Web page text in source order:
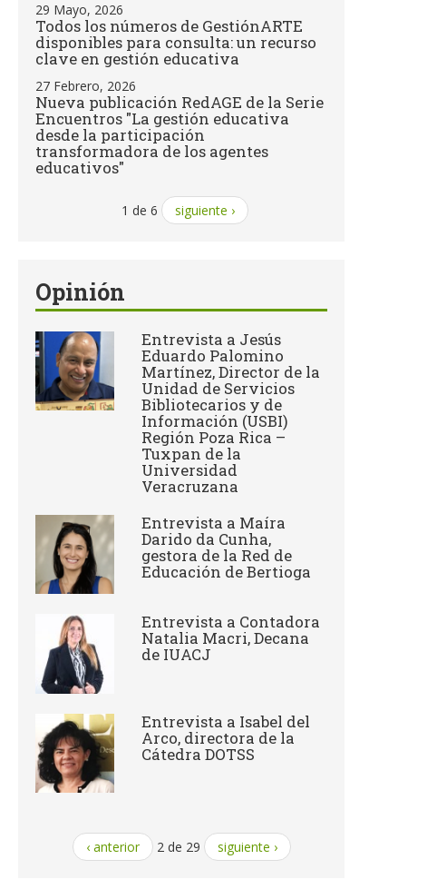
29 Mayo, 2026
Todos los números de GestiónARTE
disponibles para consulta: un recurso
clave en gestión educativa
27 Febrero, 2026
Nueva publicación RedAGE de la Serie
Encuentros "La gestión educativa
desde la participación
transformadora de los agentes
educativos"
1 de 6 siguiente ›
Opinión
Entrevista a Jesús
Eduardo Palomino
Martínez, Director de la
Unidad de Servicios
Bibliotecarios y de
Información (USBI)
Región Poza Rica –
Tuxpan de la
Universidad
Veracruzana
Entrevista a ​Maíra
Darido da Cunha,
gestora de la Red de
Educación de Bertioga
Entrevista a Contadora
Natalia Macri, Decana
de IUACJ
Entrevista a Isabel del
Arco, directora de la
Cátedra DOTSS
‹ anterior 2 de 29 siguiente ›